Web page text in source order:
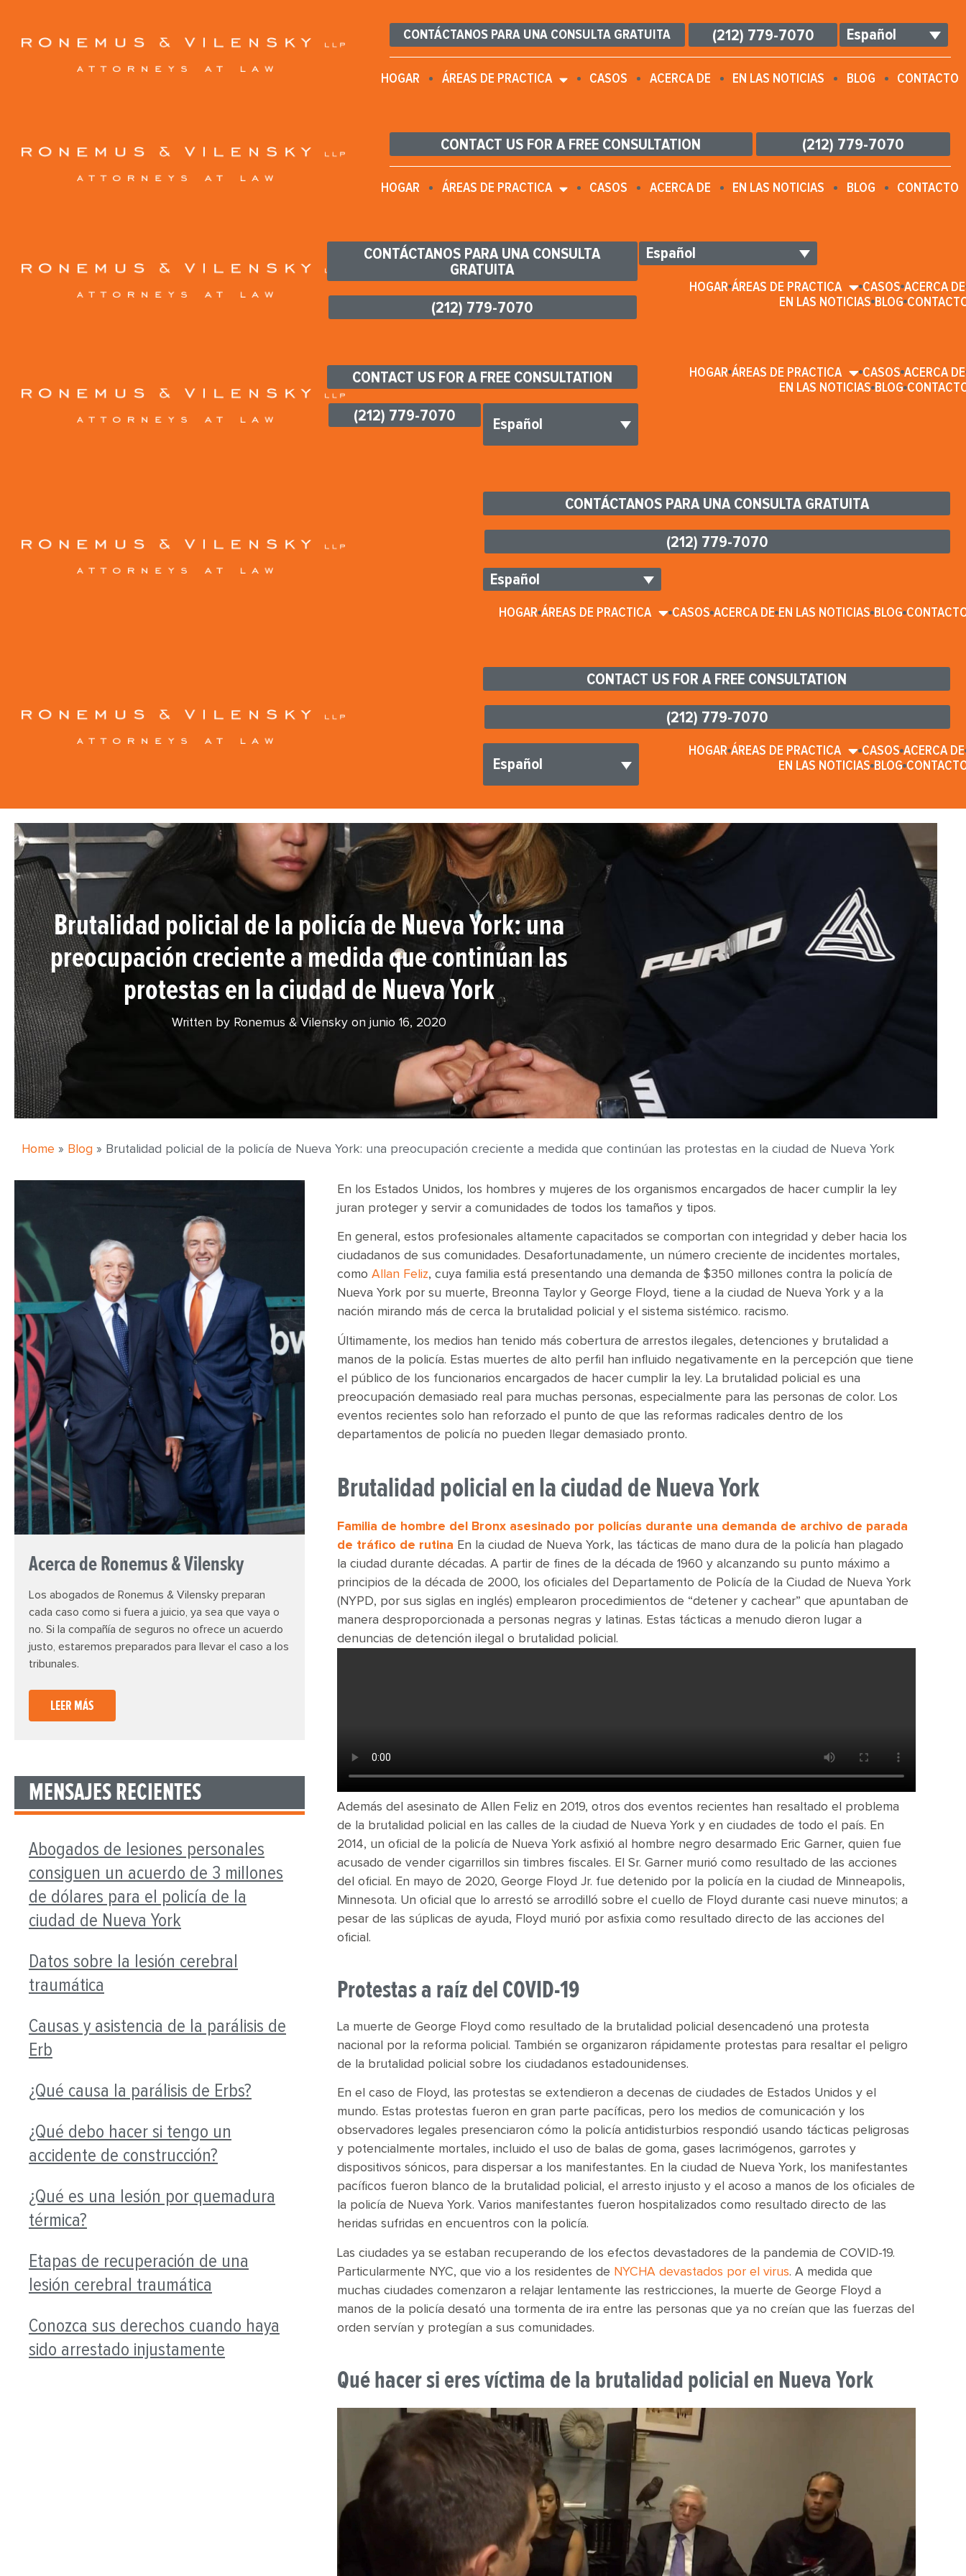
CONTÁCTANOS PARA UNA CONSULTA GRATUITA (212) 779-7070 Español
HOGAR ÁREAS DE PRACTICA CASOS ACERCA DE EN LAS NOTICIAS BLOG CONTACTO
CONTACT US FOR A FREE CONSULTATION (212) 779-7070
HOGAR ÁREAS DE PRACTICA CASOS ACERCA DE EN LAS NOTICIAS BLOG CONTACTO
CONTÁCTANOS PARA UNA CONSULTA
GRATUITA
(212) 779-7070
Español
HOGAR ÁREAS DE PRACTICA CASOS ACERCA DE
EN LAS NOTICIAS BLOG
CONTACT US FOR A FREE CONSULTATION
(212) 779-7070
Español
HOGAR ÁREAS DE PRACTICA CASOS ACERCA DE
EN LAS NOTICIAS BLOG
CONTÁCTANOS PARA UNA CONSULTA GRATUITA
(212) 779-7070
Español
HOGAR ÁREAS DE PRACTICA CASOS ACERCA DE EN LAS NOTICIAS BLOG
CONTACT US FOR A FREE CONSULTATION
(212) 779-7070
Español
HOGAR ÁREAS DE PRACTICA CASOS ACERCA DE
EN LAS NOTICIAS BLOG
Brutalidad policial de la policía de Nueva York: una
preocupación creciente a medida que continúan las
protestas en la ciudad de Nueva York
Written by Ronemus & Vilensky on junio 16, 2020
Home » Blog » Brutalidad policial de la policía de Nueva York: una preocupación creciente a medida que continúan las protestas en la ciudad de Nueva York
Acerca de Ronemus & Vilensky
Los abogados de Ronemus & Vilensky preparan
cada caso como si fuera a juicio, ya sea que vaya o
no. Si la compañía de seguros no ofrece un acuerdo
justo, estaremos preparados para llevar el caso a los
tribunales.
LEER MÁS
MENSAJES RECIENTES
Abogados de lesiones personales
consiguen un acuerdo de 3 millones
de dólares para el policía de la
ciudad de Nueva York
Datos sobre la lesión cerebral
traumática
Causas y asistencia de la parálisis de
Erb
¿Qué causa la parálisis de Erbs?
¿Qué debo hacer si tengo un
accidente de construcción?
¿Qué es una lesión por quemadura
térmica?
Etapas de recuperación de una
lesión cerebral traumática
Conozca sus derechos cuando haya
sido arrestado injustamente
En los Estados Unidos, los hombres y mujeres de los organismos encargados de hacer cumplir la ley
juran proteger y servir a comunidades de todos los tamaños y tipos.
En general, estos profesionales altamente capacitados se comportan con integridad y deber hacia los
ciudadanos de sus comunidades. Desafortunadamente, un número creciente de incidentes mortales,
comoAllan Feliz, cuya familia está presentando una demanda de $350 millones contra la policía de
Nueva York por su muerte, Breonna Taylor y George Floyd, tiene a la ciudad de Nueva York y a la
nación mirando más de cerca la brutalidad policial y el sistema sistémico. racismo.
Últimamente, los medios han tenido más cobertura de arrestos ilegales, detenciones y brutalidad a
manos de la policía. Estas muertes de alto perfil han influido negativamente en la percepción que tiene
el público de los funcionarios encargados de hacer cumplir la ley. La brutalidad policial es una
preocupación demasiado real para muchas personas, especialmente para las personas de color. Los
eventos recientes solo han reforzado el punto de que las reformas radicales dentro de los
departamentos de policía no pueden llegar demasiado pronto.
Brutalidad policial en la ciudad de Nueva York
Familia de hombre del Bronx asesinado por policías durante una demanda de archivo de parada
de tráfico de rutina En la ciudad de Nueva York, las tácticas de mano dura de la policía han plagado
la ciudad durante décadas. A partir de fines de la década de 1960 y alcanzando su punto máximo a
principios de la década de 2000, los oficiales del Departamento de Policía de la Ciudad de Nueva York
(NYPD, por sus siglas en inglés) emplearon procedimientos de “detener y cachear” que apuntaban de
manera desproporcionada a personas negras y latinas. Estas tácticas a menudo dieron lugar a
denuncias de detención ilegal o brutalidad policial.
Además del asesinato de Allen Feliz en 2019, otros dos eventos recientes han resaltado el problema
de la brutalidad policial en las calles de la ciudad de Nueva York y en ciudades de todo el país. En
2014, un oficial de la policía de Nueva York asfixió al hombre negro desarmado Eric Garner, quien fue
acusado de vender cigarrillos sin timbres fiscales. El Sr. Garner murió como resultado de las acciones
del oficial. En mayo de 2020, George Floyd Jr. fue detenido por la policía en la ciudad de Minneapolis,
Minnesota. Un oficial que lo arrestó se arrodilló sobre el cuello de Floyd durante casi nueve minutos; a
pesar de las súplicas de ayuda, Floyd murió por asfixia como resultado directo de las acciones del
oficial.
Protestas a raíz del COVID-19
La muerte de George Floyd como resultado de la brutalidad policial desencadenó una protesta
nacional por la reforma policial. También se organizaron rápidamente protestas para resaltar el peligro
de la brutalidad policial sobre los ciudadanos estadounidenses.
En el caso de Floyd, las protestas se extendieron a decenas de ciudades de Estados Unidos y el
mundo. Estas protestas fueron en gran parte pacíficas, pero los medios de comunicación y los
observadores legales presenciaron cómo la policía antidisturbios respondió usando tácticas peligrosas
y potencialmente mortales, incluido el uso de balas de goma, gases lacrimógenos, garrotes y
dispositivos sónicos, para dispersar a los manifestantes. En la ciudad de Nueva York, los manifestantes
pacíficos fueron blanco de la brutalidad policial, el arresto injusto y el acoso a manos de los oficiales de
la policía de Nueva York. Varios manifestantes fueron hospitalizados como resultado directo de las
heridas sufridas en encuentros con la policía.
Las ciudades ya se estaban recuperando de los efectos devastadores de la pandemia de COVID-19.
Particularmente NYC, que vio a los residentes de NYCHA devastados por el virus. A medida que
muchas ciudades comenzaron a relajar lentamente las restricciones, la muerte de George Floyd a
manos de la policía desató una tormenta de ira entre las personas que ya no creían que las fuerzas del
orden servían y protegían a sus comunidades.
Qué hacer si eres víctima de la brutalidad policial en Nueva York